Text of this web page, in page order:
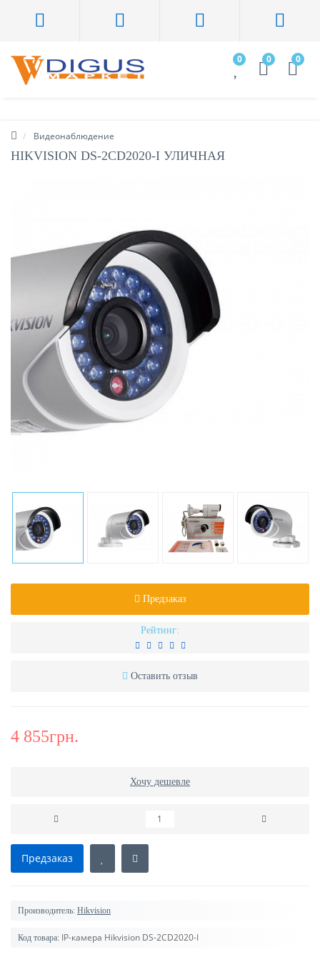
0 0 0
Видеонаблюдение
HIKVISION DS-2CD2020-I УЛИЧНАЯ
Предзаказ
Рейтинг:
Оставить отзыв
4 855грн.
Хочу дешевле
Предзаказ
Производитель: Hikvision
Код товара: IP-камера Hikvision DS-2CD2020-I